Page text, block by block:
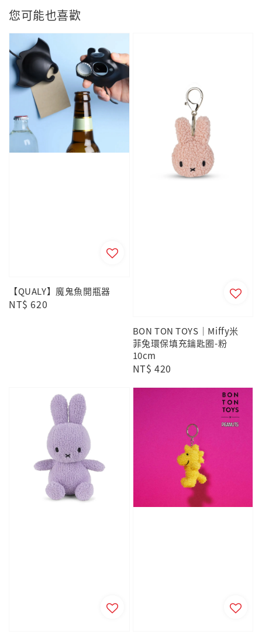
您可能也喜歡
【QUALY】魔鬼魚開瓶器
Regular
NT$ 620
BON TON TOYS｜Miffy米
菲兔環保填充鑰匙圈-粉
10cm
Regular
NT$ 420